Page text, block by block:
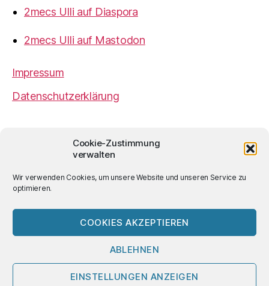
Cookie-Zustimmung
verwalten
Wir verwenden Cookies, um unsere Website und unseren Service zu
optimieren.
COOKIES AKZEPTIEREN
ABLEHNEN
EINSTELLUNGEN ANZEIGEN
2mecs Ulli auf Diaspora
2mecs Ulli auf Mastodon
Impressum
Datenschutzerklärung
Ulrich Würdemannist sofern nicht
anders angegeben lizenziert unter einer
Creative
Lizenz.